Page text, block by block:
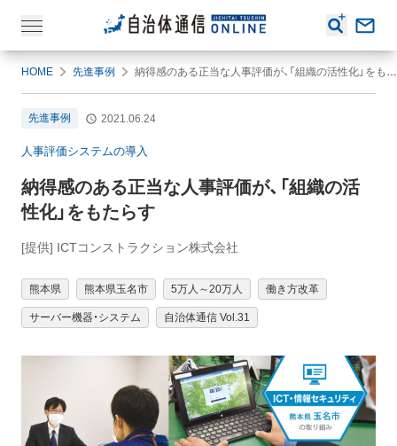
HOME 先進事例 納得感のある正当な人事評価が、「組織の活性化」をもたらす
先進事例 2021.06.24
人事評価システムの導入
納得感のある正当な人事評価が、「組織の活
性化」をもたらす
[提供] ICTコンストラクション株式会社
熊本県 熊本県玉名市 5万人～20万人 働き方改革
サーバー機器・システム 自治体通信 Vol.31